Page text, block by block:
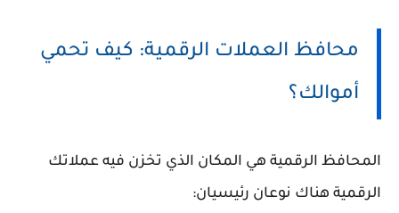
محافظ العملات الرقمية: كيف تحمي
أموالك؟
المحافظ الرقمية هي المكان الذي تخزن فيه عملاتك
الرقمية هناك نوعان رئيسيان: